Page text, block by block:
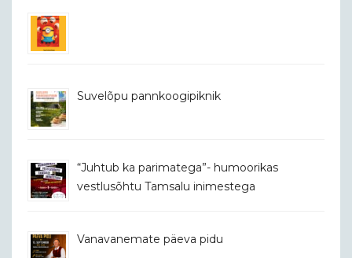
Suvelõpu pannkoogipiknik
“Juhtub ka parimatega”- humoorikas
vestlusõhtu Tamsalu inimestega
Vanavanemate päeva pidu